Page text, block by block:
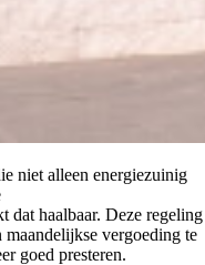
niet alleen energiezuinig
dat haalbaar. Deze regeling
vergoeding te
goed presteren.